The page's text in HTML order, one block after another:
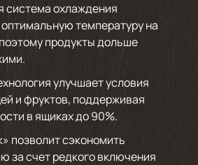
система охлаждения
температуру на
продукты дольше
улучшает условия
и фруктов, поддерживая
в ящиках до 90%.
позволит сэкономить
за счет редкого включения